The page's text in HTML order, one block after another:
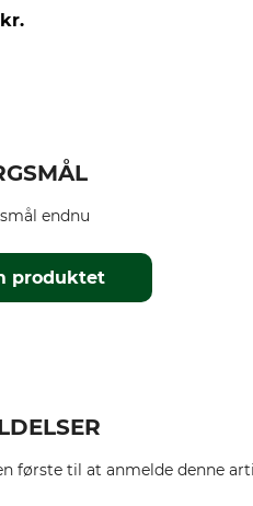
produktet
endnu
første til at anmelde denne